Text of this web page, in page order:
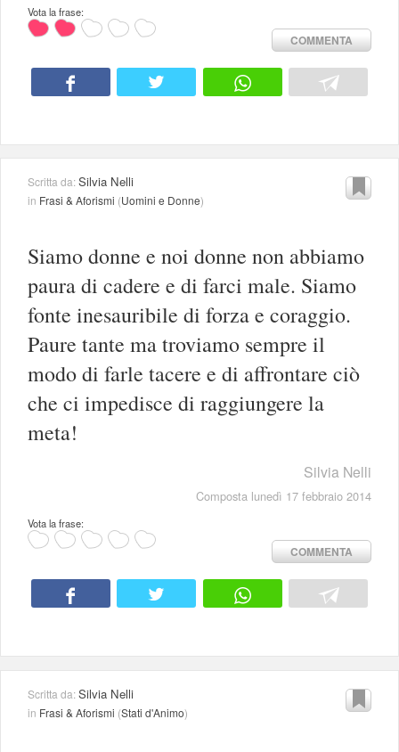
Vota la frase:
COMMENTA
Scritta da:Silvia Nelli
in Frasi & Aforismi (Uomini e Donne)
Siamo donne e noi donne non abbiamo
paura di cadere e di farci male. Siamo
fonte inesauribile di forza e coraggio.
Paure tante ma troviamo sempre il
modo di farle tacere e di affrontare ciò
che ci impedisce di raggiungere la
meta!
Silvia Nelli
Composta lunedì 17 febbraio 2014
Vota la frase:
COMMENTA
Scritta da:Silvia Nelli
in Frasi & Aforismi (Stati d'Animo)